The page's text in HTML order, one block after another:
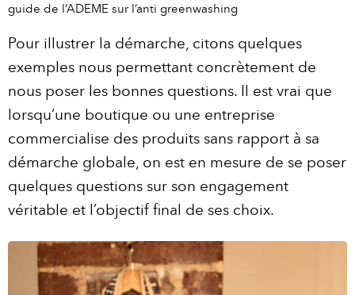
guide de l’ADEME sur l’anti greenwashing
Pour illustrer la démarche, citons quelques
exemples nous permettant concrètement de
nous poser les bonnes questions. Il est vrai que
lorsqu’une boutique ou une entreprise
commercialise des produits sans rapport à sa
démarche globale, on est en mesure de se poser
quelques questions sur son engagement
véritable et l’objectif final de ses choix.